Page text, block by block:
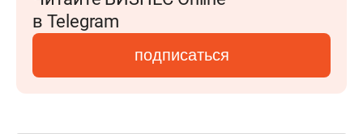
в Telegram
подписаться